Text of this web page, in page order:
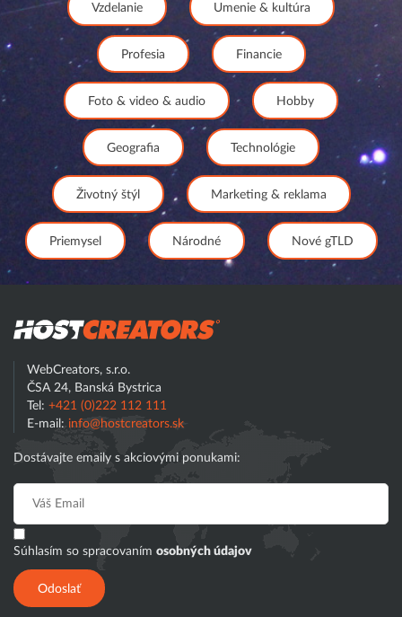
Vzdelanie Umenie & kultúra
Profesia Financie
Foto & video & audio Hobby
Geografia Technológie
Životný štýl Marketing & reklama
Priemysel Národné Nové gTLD
WebCreators, s.r.o.
ČSA 24, Banská Bystrica
Tel: +421 (0)222 112 111
E-mail: info@hostcreators.sk
Dostávajte emaily s akciovými ponukami:
Súhlasím so spracovaním osobných údajov
Odoslať